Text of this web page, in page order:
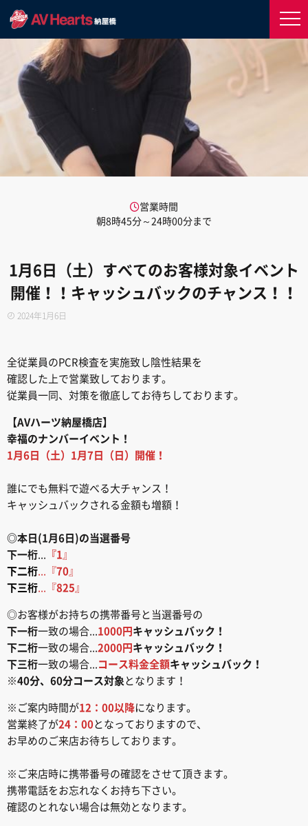
営業時間
朝8時45分～24時00分まで
1月6日（土）すべてのお客様対象イベント
開催！！キャッシュバックのチャンス！！
2024年1月6日
全従業員のPCR検査を実施致し陰性結果を
確認した上で営業致しております。
従業員一同、対策を徹底してお待ちしております。
【AVハーツ納屋橋店】
幸福のナンバーイベント！
1月6日（土）1月7日（日）開催！
誰にでも無料で遊べる大チャンス！
キャッシュバックされる金額も増額！
◎本日(1月6日)の当選番号
下一桁... 『1 』
下二桁...『70 』
下三桁...『825 』
◎お客様がお持ちの携帯番号と当選番号の
下一桁一致の場合...1000円 キャッシュバック！
下二桁一致の場合...2000円 キャッシュバック！
下三桁一致の場合... コース料金全額キャッシュバック！
※40分、60分コース対象 となります！
※ご案内時間が12：00以降になります。
営業終了が24：00となっておりますので、
お早めのご来店お待ちしております。
※ご来店時に携帯番号の確認をさせて頂きます。
携帯電話をお忘れなくお持ち下さい。
確認のとれない場合は無効となります。